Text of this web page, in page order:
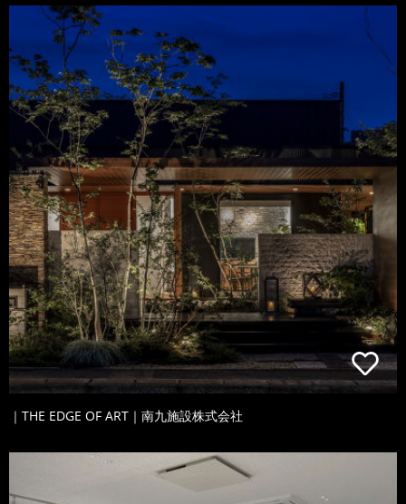
｜THE EDGE OF ART｜南九施設株式会社